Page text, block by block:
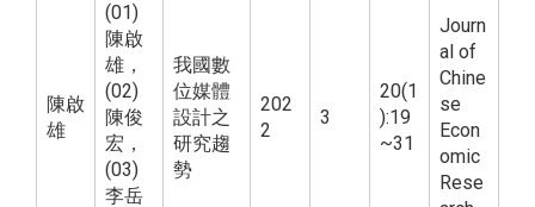
陳啟
雄
(01)
陳啟
雄，
(02)
陳俊
宏，
(03)
李岳
我國數
位媒體
設計之
研究趨
勢
202
2
3
20(1
):19
~31
Journ
al of
Chine
se
Econ
omic
Rese